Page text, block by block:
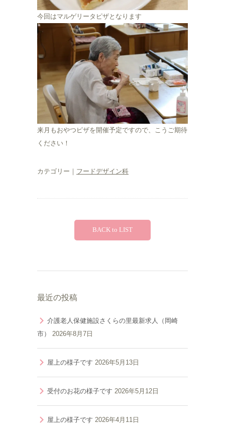
今回はマルゲリータピザとなります
来月もおやつピザを開催予定ですので、こうご期待
ください！
カテゴリー｜ フードデザイン科
BACK to LIST
最近の投稿
介護老人保健施設さくらの里最新求人（岡崎
市）
2026年8月7日
屋上の様子です 2026年5月13日
受付のお花の様子です 2026年5月12日
屋上の様子です 2026年4月11日